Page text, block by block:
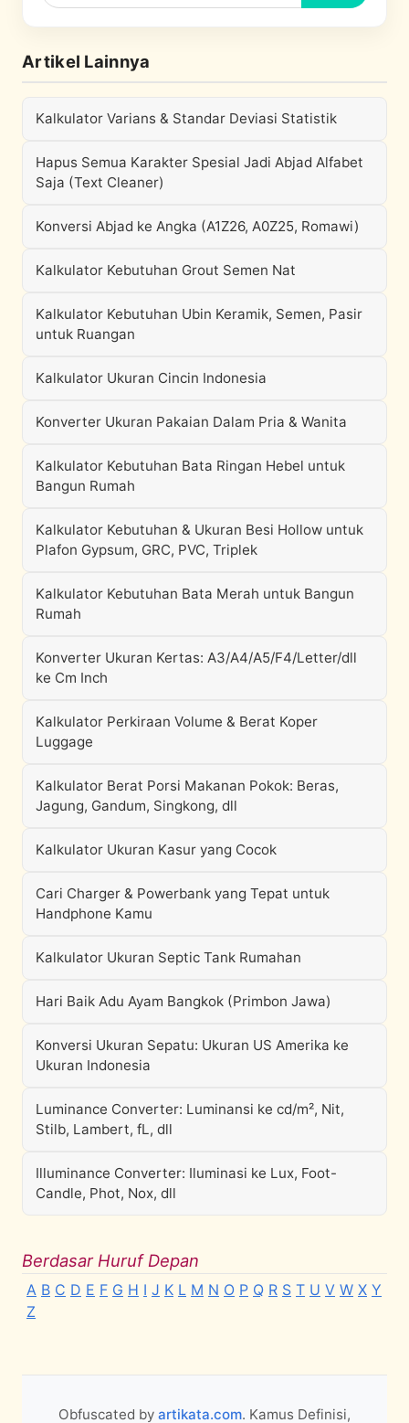
Artikel Lainnya
Kalkulator Varians & Standar Deviasi Statistik
Hapus Semua Karakter Spesial Jadi Abjad Alfabet
Saja (Text Cleaner)
Konversi Abjad ke Angka (A1Z26, A0Z25, Romawi)
Kalkulator Kebutuhan Grout Semen Nat
Kalkulator Kebutuhan Ubin Keramik, Semen, Pasir
untuk Ruangan
Kalkulator Ukuran Cincin Indonesia
Konverter Ukuran Pakaian Dalam Pria & Wanita
Kalkulator Kebutuhan Bata Ringan Hebel untuk
Bangun Rumah
Kalkulator Kebutuhan & Ukuran Besi Hollow untuk
Plafon Gypsum, GRC, PVC, Triplek
Kalkulator Kebutuhan Bata Merah untuk Bangun
Rumah
Konverter Ukuran Kertas: A3/A4/A5/F4/Letter/dll
ke Cm Inch
Kalkulator Perkiraan Volume & Berat Koper
Luggage
Kalkulator Berat Porsi Makanan Pokok: Beras,
Jagung, Gandum, Singkong, dll
Kalkulator Ukuran Kasur yang Cocok
Cari Charger & Powerbank yang Tepat untuk
Handphone Kamu
Kalkulator Ukuran Septic Tank Rumahan
Hari Baik Adu Ayam Bangkok (Primbon Jawa)
Konversi Ukuran Sepatu: Ukuran US Amerika ke
Ukuran Indonesia
Luminance Converter: Luminansi ke cd/m², Nit,
Stilb, Lambert, fL, dll
Illuminance Converter: Iluminasi ke Lux, Foot-
Candle, Phot, Nox, dll
Berdasar Huruf Depan
A B C D E F G H I J K L M N O P Q R S T U V W X Y
Z
Obfuscated by artikata.com. Kamus Definisi,